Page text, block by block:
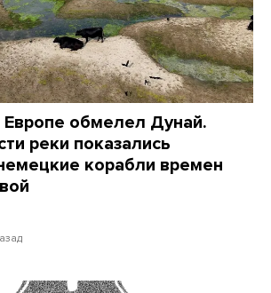
обмелел Дунай.
реки показались
корабли времен